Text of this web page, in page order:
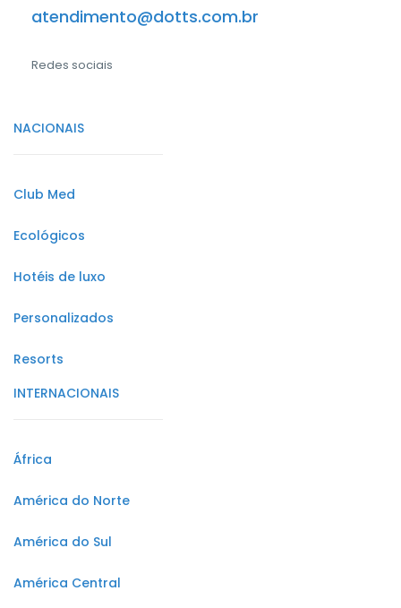
atendimento@dotts.com.br
Redes sociais
NACIONAIS
Club Med
Ecológicos
Hotéis de luxo
Personalizados
Resorts
INTERNACIONAIS
África
América do Norte
América do Sul
América Central